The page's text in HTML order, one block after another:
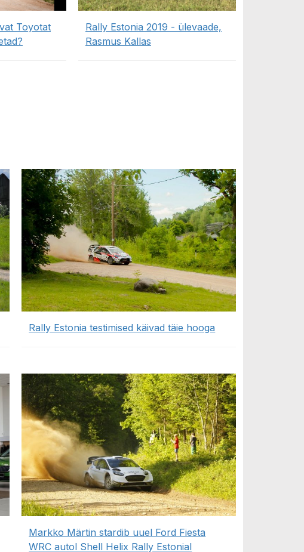
Toyotat
Rally Estonia 2019 - ülevaade,
Rasmus Kallas
Rally Estonia testimised käivad täie hooga
Markko Märtin stardib uuel Ford Fiesta
WRC autol Shell Helix Rally Estonial